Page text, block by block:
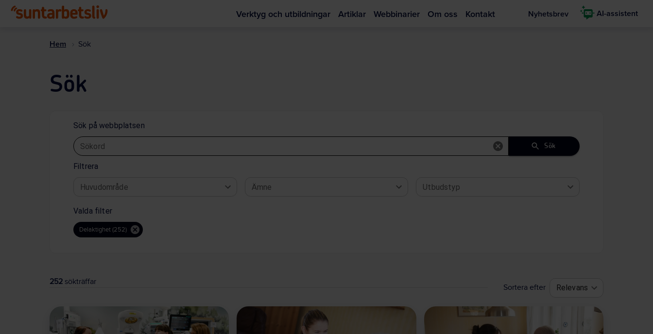
Verktyg och utbildningar Artiklar Webbinarier Om oss Kontakt Nyhetsbrev AI-assistent
Hem Sök
Sök
Sök på webbplatsen
Sökord Sök
Filtrera
Huvudområde Ämne Utbudstyp
Valda filter
Delaktighet (252)
252 sökträffar
Sortera efter Relevans